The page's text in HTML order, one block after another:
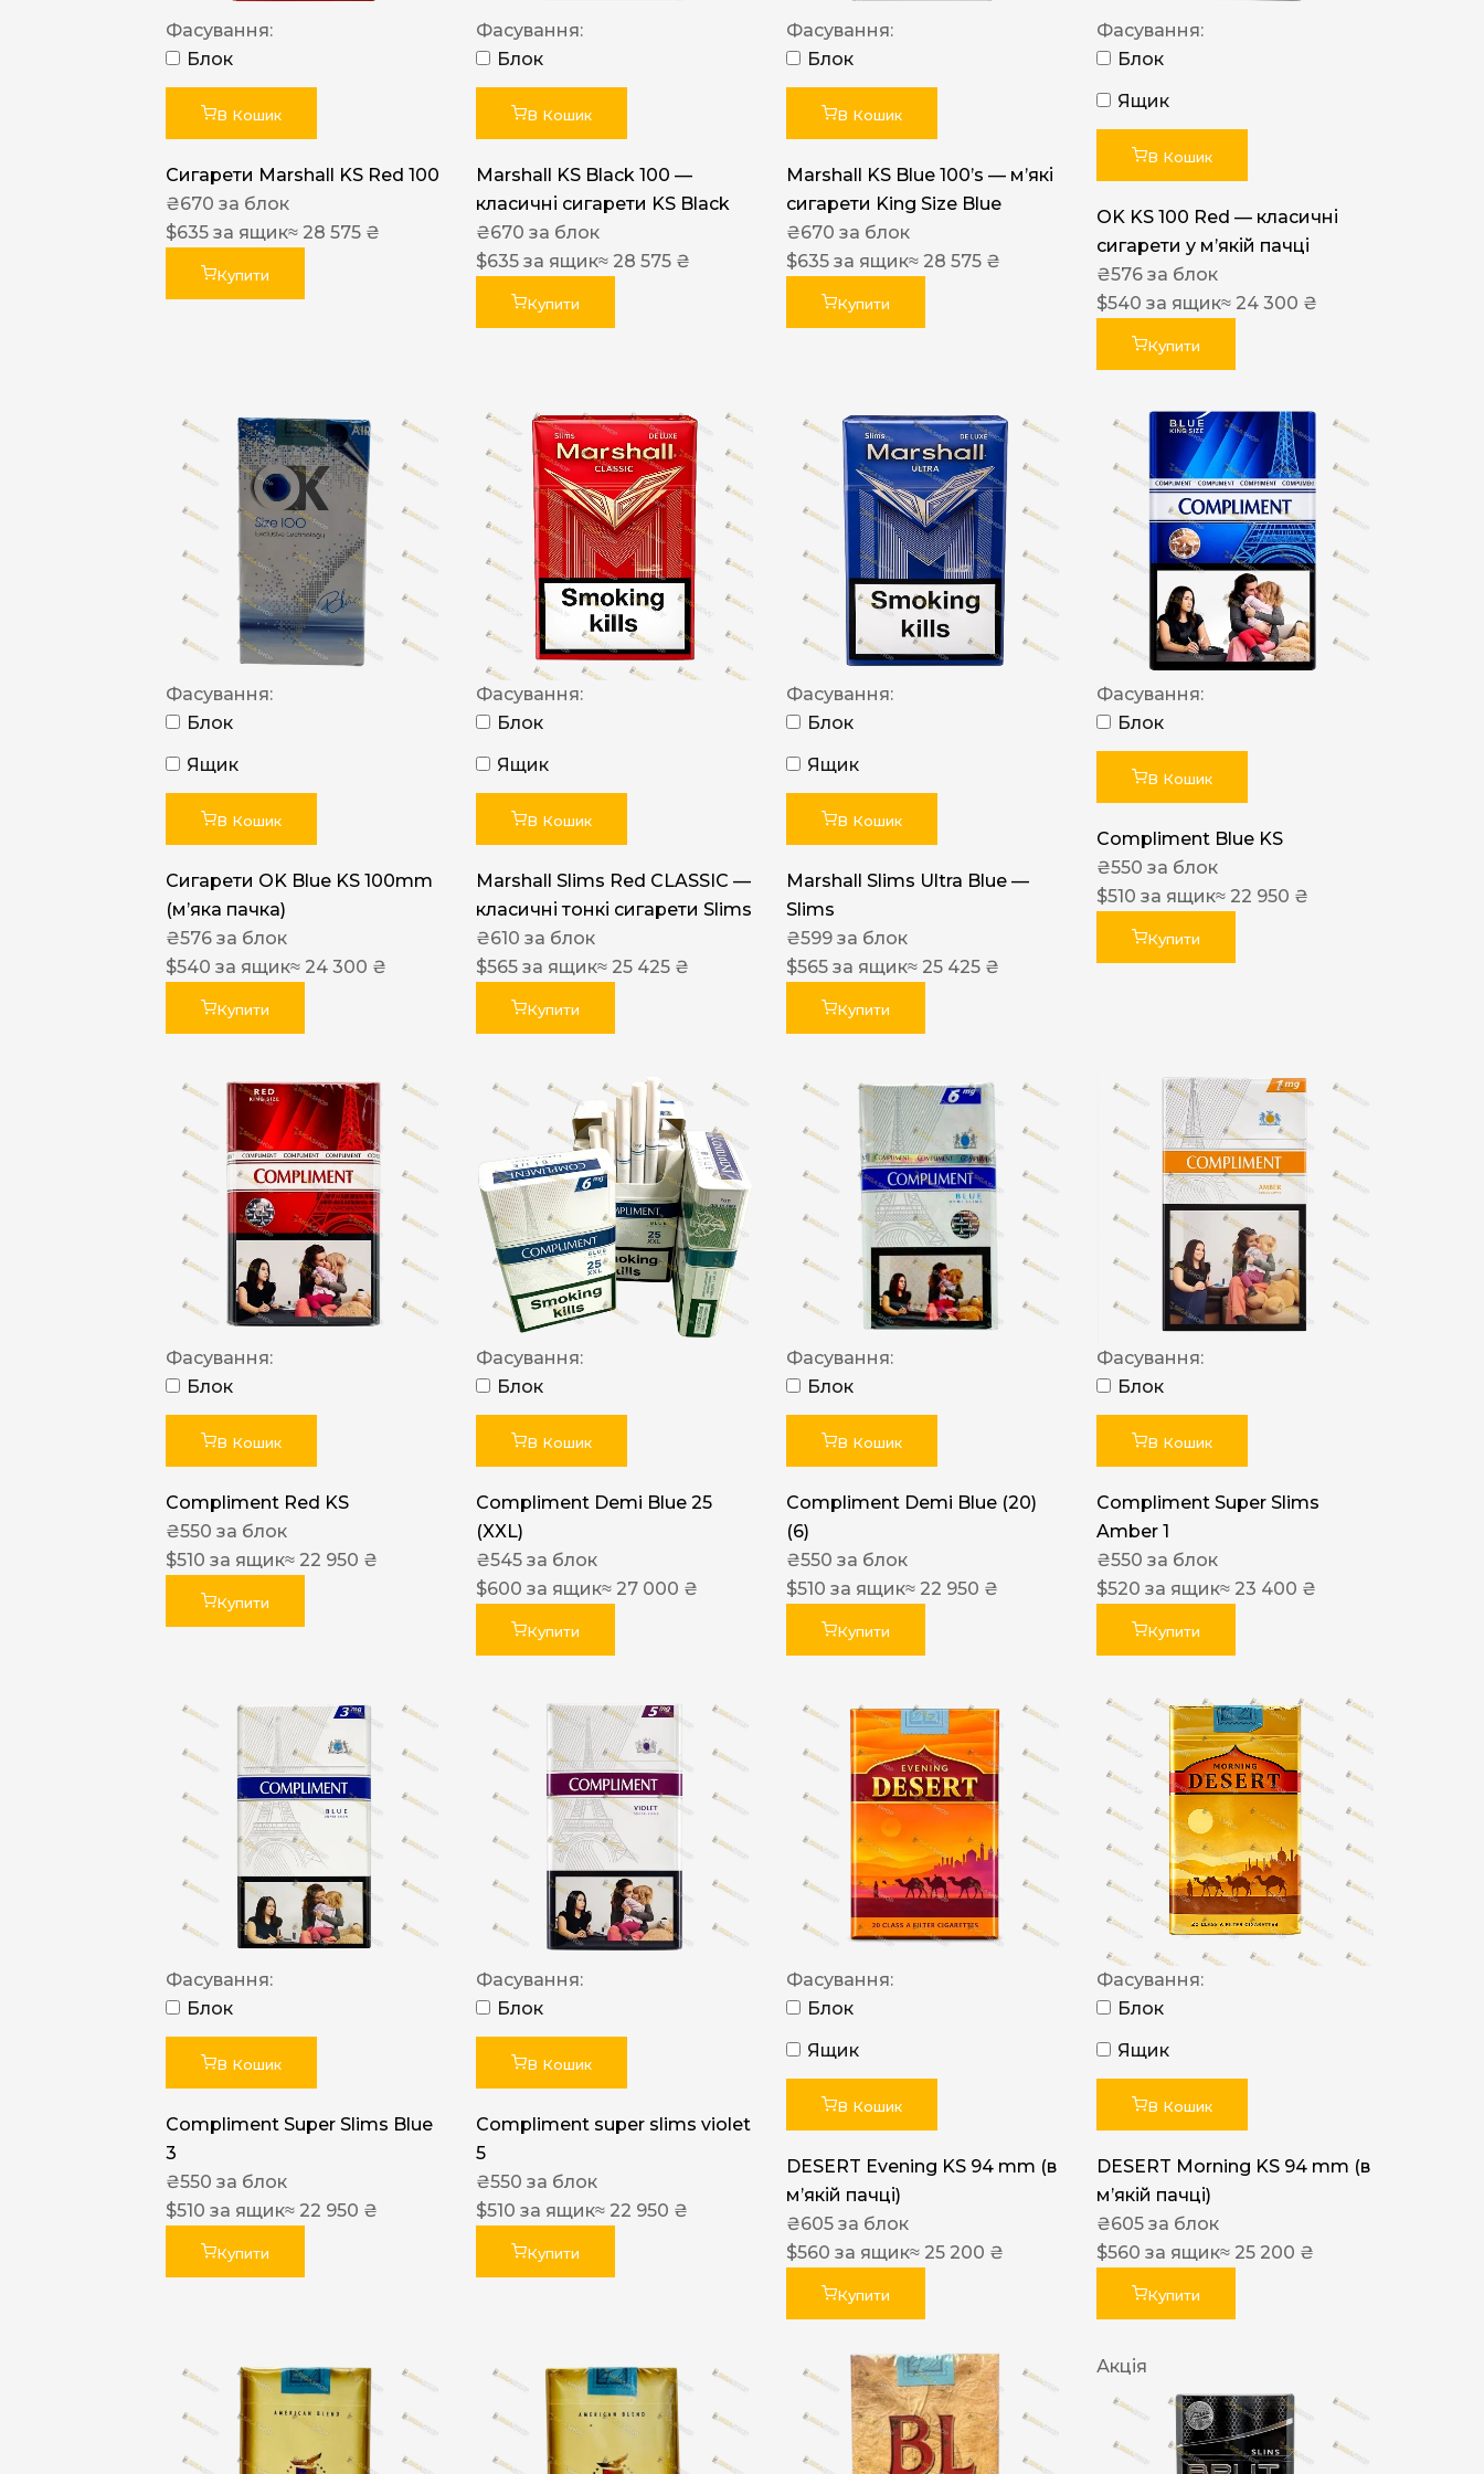
Leana
ASTRU
De Santis
MONUS
NERO
NERO
Гуцульскі
Italian Blend 821
OSCAR
Cigaronne
Фасування:
Блок
В Кошик
Сигарети Marshall KS Red 100
₴670 за блок
$635 за ящик≈ 28 575 ₴
Купити
Фасування:
Блок
В Кошик
Marshall KS Black 100 —
класичні сигарети KS Black
₴670 за блок
$635 за ящик≈ 28 575 ₴
Купити
Фасування:
Блок
В Кошик
Marshall KS Blue 100’s — м’які
сигарети King Size Blue
₴670 за блок
$635 за ящик≈ 28 575 ₴
Купити
Фасування:
Блок
Ящик
В Кошик
OK KS 100 Red — класичні
сигарети у м’якій пачці
₴576 за блок
$540 за ящик≈ 24 300 ₴
Купити
Фасування:
Блок
Ящик
В Кошик
Сигарети OK Blue KS 100mm
(м’яка пачка)
₴576 за блок
$540 за ящик≈ 24 300 ₴
Купити
Фасування:
Блок
Ящик
В Кошик
Marshall Slims Red CLASSIC —
класичні тонкі сигарети Slims
₴610 за блок
$565 за ящик≈ 25 425 ₴
Купити
Фасування:
Блок
Ящик
В Кошик
Marshall Slims Ultra Blue —
Slims
₴599 за блок
$565 за ящик≈ 25 425 ₴
Купити
Фасування:
Блок
В Кошик
Compliment Blue KS
₴550 за блок
$510 за ящик≈ 22 950 ₴
Купити
Фасування:
Блок
В Кошик
Compliment Red KS
₴550 за блок
$510 за ящик≈ 22 950 ₴
Купити
Фасування:
Блок
В Кошик
Compliment Demi Blue 25
(XXL)
₴545 за блок
$600 за ящик≈ 27 000 ₴
Купити
Фасування:
Блок
В Кошик
Compliment Demi Blue (20)
(6)
₴550 за блок
$510 за ящик≈ 22 950 ₴
Купити
Фасування:
Блок
В Кошик
Compliment Super Slims
Amber 1
₴550 за блок
$520 за ящик≈ 23 400 ₴
Купити
Фасування:
Блок
В Кошик
Compliment Super Slims Blue
3
₴550 за блок
$510 за ящик≈ 22 950 ₴
Купити
Фасування:
Блок
В Кошик
Compliment super slims violet
5
₴550 за блок
$510 за ящик≈ 22 950 ₴
Купити
Фасування:
Блок
Ящик
В Кошик
DESERT Evening KS 94 mm (в
мʼякій пачці)
₴605 за блок
$560 за ящик≈ 25 200 ₴
Купити
Фасування:
Блок
Ящик
В Кошик
DESERT Morning KS 94 mm (в
мʼякій пачці)
₴605 за блок
$560 за ящик≈ 25 200 ₴
Купити
Акція